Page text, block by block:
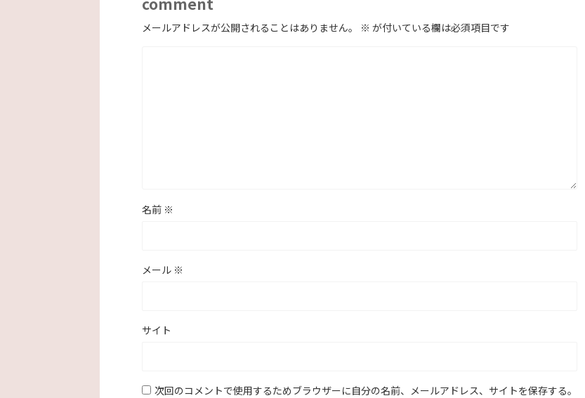
メールアドレスが公開されることはありません。 ※ が付いている欄は必須項目です
名前 ※
メール ※
サイト
次回のコメントで使用するためブラウザーに自分の名前、メールアドレス、サイトを保存する。